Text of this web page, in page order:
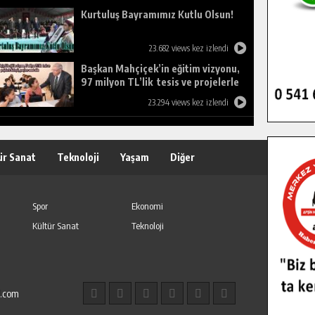
Kurtuluş Bayramımız Kutlu Olsun!
23.682 views kez izlendi
Başkan Mahçiçek’in eğitim vizyonu,
97 milyon TL’lik tesis ve projelerle
23.294 views kez izlendi
Sanat Teknoloji Yaşam Diğer
Spor
Ekonomi
Kültür Sanat
Teknoloji